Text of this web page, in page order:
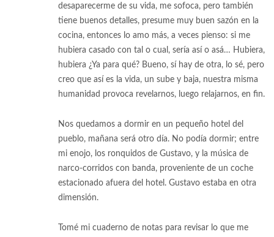
desaparecerme de su vida, me sofoca, pero también
tiene buenos detalles, presume muy buen sazón en la
cocina, entonces lo amo más, a veces pienso: si me
hubiera casado con tal o cual, sería así o asá… Hubiera,
hubiera ¿Ya para qué? Bueno, sí hay de otra, lo sé, pero
creo que así es la vida, un sube y baja, nuestra misma
humanidad provoca revelarnos, luego relajarnos, en fin.
Nos quedamos a dormir en un pequeño hotel del
pueblo, mañana será otro día. No podía dormir; entre
mi enojo, los ronquidos de Gustavo, y la música de
narco-corridos con banda, proveniente de un coche
estacionado afuera del hotel. Gustavo estaba en otra
dimensión.
Tomé mi cuaderno de notas para revisar lo que me